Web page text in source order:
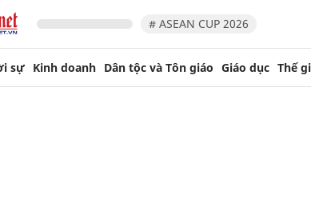
# ASEAN CUP 2026
sự Kinh doanh Dân tộc và Tôn giáo Giáo dục Thế